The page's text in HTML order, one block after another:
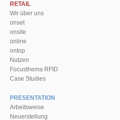
RETAIL
Wir über uns
onset
onsite
online
ontop
Nutzen
Focusthema RFID
Case Studies
PRESENTATION
Arbeitsweise
Neuerstellung